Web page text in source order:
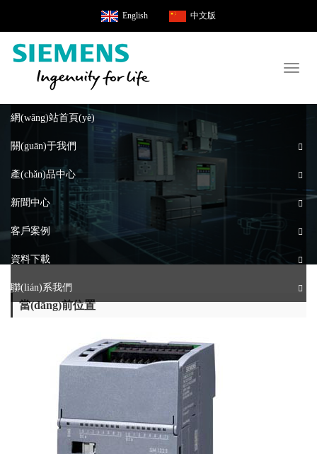
English 中文版
網(wǎng)站首頁(yè)
關(guān)于我們
產(chǎn)品中心
新聞中心
客戶案例
資料下載
聯(lián)系我們
當(dāng)前位置